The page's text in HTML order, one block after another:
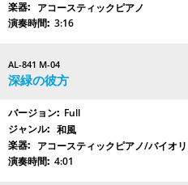
アコースティックピアノ
3:16
AL-841 M-04
深緑の彼方
Full
和風
アコースティックピアノ/バイオ
4:01